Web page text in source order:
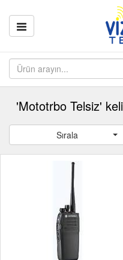
'Mototrbo Telsiz'
Sırala